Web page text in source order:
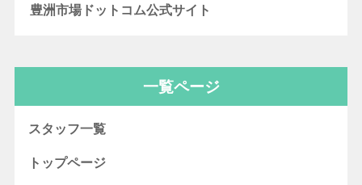
豊洲市場ドットコム公式サイト
一覧ページ
スタッフ一覧
トップページ